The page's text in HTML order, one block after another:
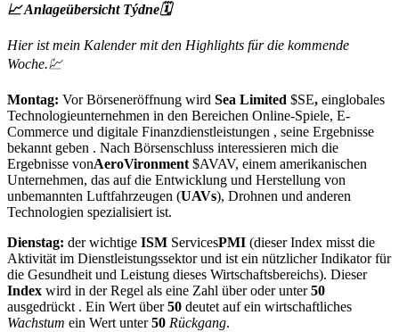
📈 Anlageübersicht Týdne🗓️
Hier ist mein Kalender mit den Highlights für die kommende
Woche.💹
Montag: Vor Börseneröffnung wird Sea Limited $SE, einglobales
Technologieunternehmen in den Bereichen Online-Spiele, E-
Commerce und digitale Finanzdienstleistungen , seine Ergebnisse
bekannt geben . Nach Börsenschluss interessieren mich die
Ergebnisse vonAeroVironment $AVAV, einem amerikanischen
Unternehmen, das auf die Entwicklung und Herstellung von
unbemannten Luftfahrzeugen (UAVs), Drohnen und anderen
Technologien spezialisiert ist.
Dienstag: der wichtige ISM ServicesPMI (dieser Index misst die
Aktivität im Dienstleistungssektor und ist ein nützlicher Indikator für
die Gesundheit und Leistung dieses Wirtschaftsbereichs). Dieser
Index wird in der Regel als eine Zahl über oder unter50
ausgedrückt . Ein Wert über50 deutet auf ein wirtschaftliches
Wachstum ein Wert unter50 Rückgang.